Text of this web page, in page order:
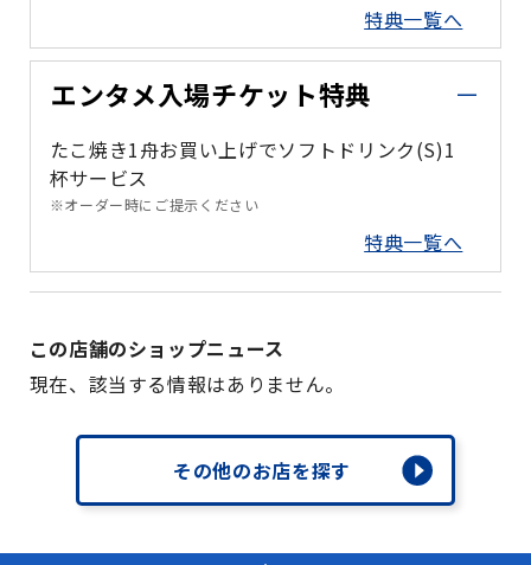
特典一覧へ
エンタメ入場チケット特典
たこ焼き1舟お買い上げでソフトドリンク(S)1
杯サービス
※オーダー時にご提示ください
特典一覧へ
この店舗のショップニュース
現在、該当する情報はありません。
その他のお店を探す